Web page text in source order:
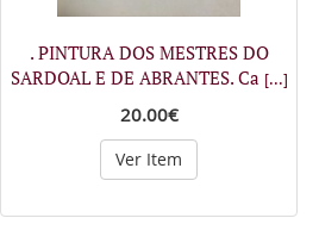
. PINTURA DOS MESTRES DO
SARDOAL E DE ABRANTES. Ca [...]
20.00€
Ver Item